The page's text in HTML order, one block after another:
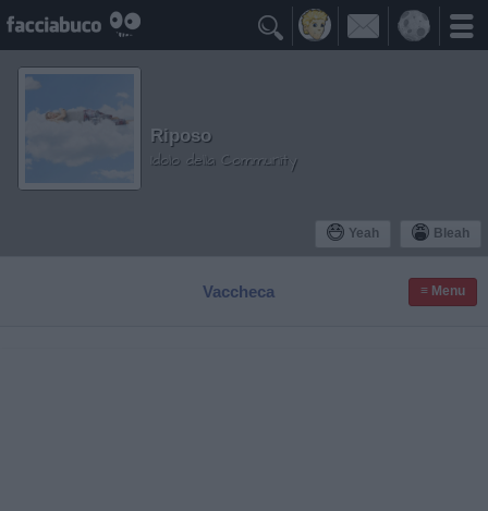

Yeah Bleah
Riposo
Idolo della Community
Vaccheca ≡ Menu